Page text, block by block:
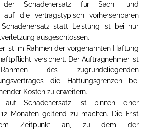
der Schadenersatz für Sach- und
auf die vertragstypisch vorhersehbaren
Schadenersatz statt Leistung ist bei nur
ausgeschlossen.
ist im Rahmen der vorgenannten Haftung
versichert. Der Auftragnehmer ist
des zugrundeliegenden
die Haftungsgrenzen bei
Kosten zu erweitern.
Schadenersatz ist binnen einer
Monaten geltend zu machen. Die Frist
Zeitpunkt an, zu dem der